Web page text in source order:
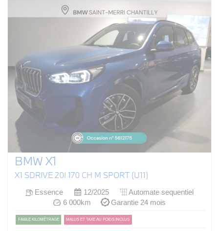
BMW X1
X1 SDRIVE 20I 170 CH M SPORT (U11)
Essence 12/2025
Automate sequentiel
6 000km
Garantie 24 mois
FAIBLE KILOMÉTRAGE MALUS ET TAXE AU POIDS INCLUS